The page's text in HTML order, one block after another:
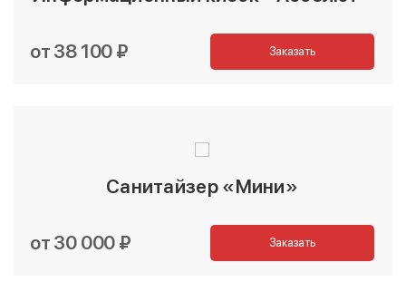
от 38 100 ₽ Заказать
Санитайзер «Мини»
от 30 000 ₽ Заказать